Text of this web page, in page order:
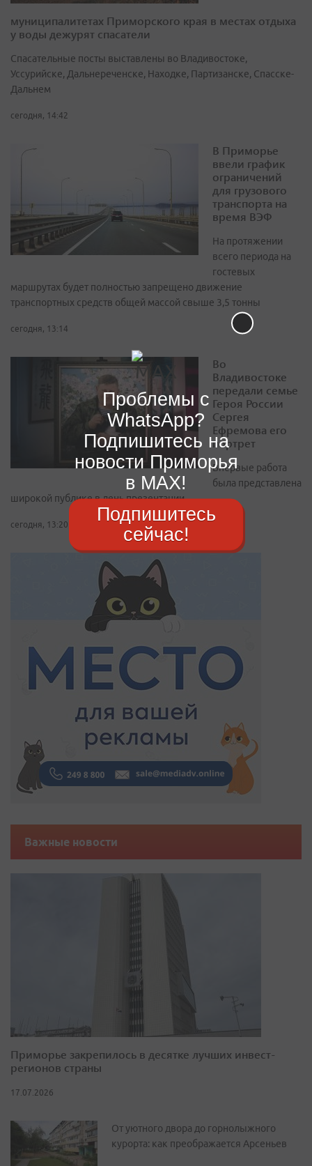
муниципалитетах Приморского края в местах отдыха
у воды дежурят спасатели
Спасательные посты выставлены во Владивостоке,
Уссурийске, Дальнереченске, Находке, Партизанске, Спасске-
Дальнем
сегодня, 14:42
В Приморье
ввели график
ограничений
для грузового
транспорта на
время ВЭФ
На протяжении
всего периода на
гостевых
маршрутах будет полностью запрещено движение
транспортных средств общей массой свыше 3,5 тонны
сегодня, 13:14
Во
Владивостоке
передали семье
Героя России
Сергея
Ефремова его
портрет
Впервые работа
была представлена
широкой публике в день презентации
сегодня, 13:20
Важные новости
Приморье закрепилось в десятке лучших инвест-
регионов страны
17.07.2026
От уютного двора до горнолыжного
курорта: как преображается Арсеньев
Проблемы с
WhatsApp?
Подпишитесь на
новости Приморья
в MAX!
Подпишитесь
сейчас!